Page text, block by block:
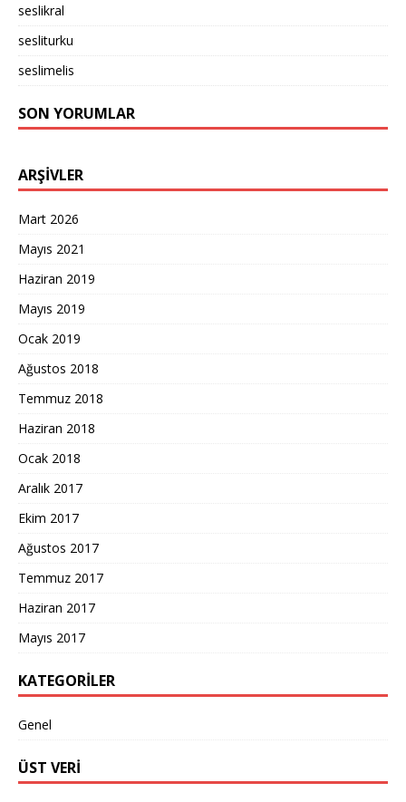
seslikral
sesliturku
seslimelis
SON YORUMLAR
ARŞIVLER
Mart 2026
Mayıs 2021
Haziran 2019
Mayıs 2019
Ocak 2019
Ağustos 2018
Temmuz 2018
Haziran 2018
Ocak 2018
Aralık 2017
Ekim 2017
Ağustos 2017
Temmuz 2017
Haziran 2017
Mayıs 2017
KATEGORILER
Genel
ÜST VERI